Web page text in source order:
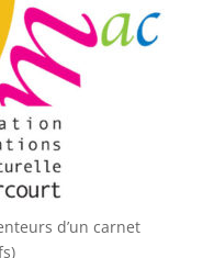
d’un carnet